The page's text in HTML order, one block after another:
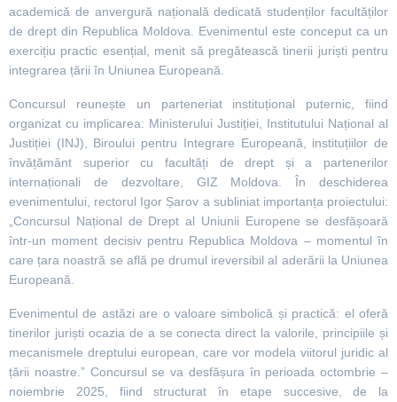
academică de anvergură națională dedicată studenților facultăților
de drept din Republica Moldova. Evenimentul este conceput ca un
exercițiu practic esențial, menit să pregătească tinerii juriști pentru
integrarea țării în Uniunea Europeană.
Concursul reunește un parteneriat instituțional puternic, fiind
organizat cu implicarea: Ministerului Justiției, Institutului Național al
Justiției (INJ), Biroului pentru Integrare Europeană, instituțiilor de
învățământ superior cu facultăți de drept și a partenerilor
internaționali de dezvoltare, GIZ Moldova. În deschiderea
evenimentului, rectorul Igor Șarov a subliniat importanța proiectului:
„Concursul Național de Drept al Uniunii Europene se desfășoară
într-un moment decisiv pentru Republica Moldova – momentul în
care țara noastră se află pe drumul ireversibil al aderării la Uniunea
Europeană.
Evenimentul de astăzi are o valoare simbolică și practică: el oferă
tinerilor juriști ocazia de a se conecta direct la valorile, principiile și
mecanismele dreptului european, care vor modela viitorul juridic al
țării noastre.” Concursul se va desfășura în perioada octombrie –
noiembrie 2025, fiind structurat în etape succesive, de la